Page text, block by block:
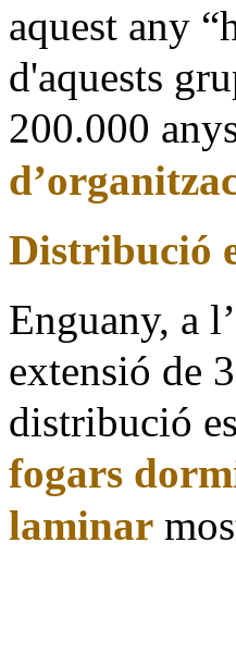
aquest any
d'aquests
200.000
Distribució
Enguany, a
extensió de
distribució
fogars
laminar